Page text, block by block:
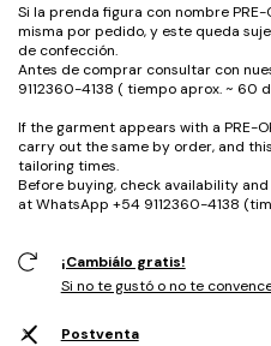
Si la prenda figura con nombre PRE-
misma por pedido, y este queda
de confección.
Antes de comprar consultar con
9112360-4138 ( tiempo aprox. ~ 60
If the garment appears with a PRE-
carry out the same by order, and
tailoring times.
Before buying, check availability
at WhatsApp +54 9112360-4138
¡Cambiálo gratis!
Si no te gustó o no te
Postventa